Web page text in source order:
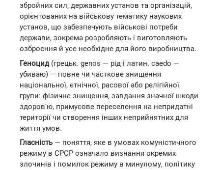
збройних сил, державних установ та організацій,
орієнтованих на військову тематику наукових
установ, що забезпечують військові потреби
держави, зокрема розробляють і виготовляють
озброєння й усе необхідне для його виробництва.
Геноцид(грецьк. genos — рід і латин. caedo —
убиваю) — повне чи часткове знищення
національної, етнічної, расової або релігійної
групи: фізичне знищення, завдання значної шкоди
здоров'ю, примусове переселення на непридатні
території чи створення інших неприйнятних для
життя умов.
Гласність — поняття, яке в умовах комуністичного
режиму в СРСР означало визнання окремих
злочинів і помилок режиму в минулому, політику